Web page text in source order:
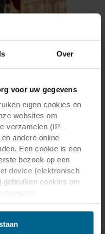
Over
voor uw gegevens
eigen cookies en
websites om
verzamelen (IP-
andere online
Een cookie is een
bezoek op een
device (elektronisch
gebruiken cookies om
te onthouden en uw
om uw
daarvan de websites te
maken
akoestiek je
maar hoe het
in je ontwerp
kan
interieur